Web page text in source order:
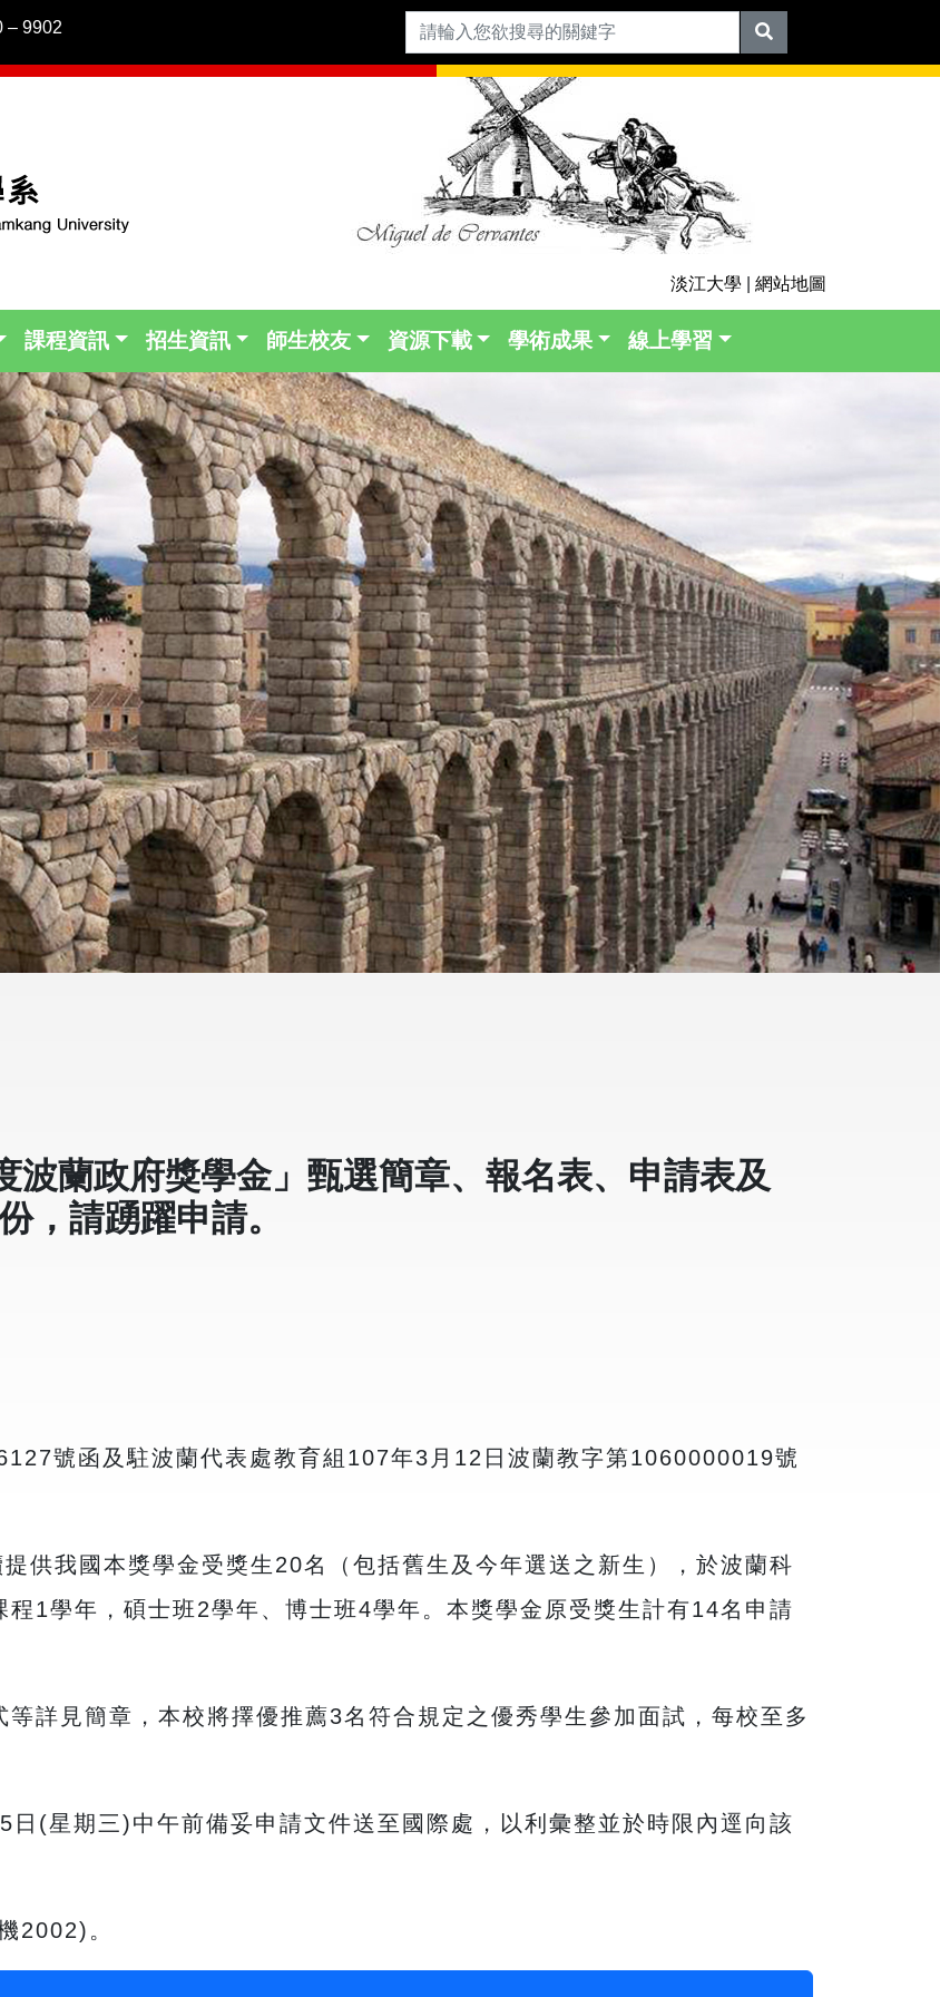
– 9902
淡江大學 網站地圖
課程資訊 招生資訊 師生校友 資源下載 學術成果 線上學習
波蘭政府獎學金」甄選簡章、報名表、申請表及
，請踴躍申請。
號函及駐波蘭代表處教育組107年3月12日波蘭教字第1060000019號
供我國本獎學金受獎生20名（包括舊生及今年選送之新生），於波蘭科
1學年，碩士班2學年、博士班4學年。本獎學金原受獎生計有14名申請
詳見簡章，本校將擇優推薦3名符合規定之優秀學生參加面試，每校至多
(星期三)中午前備妥申請文件送至國際處，以利彙整並於時限內逕向該
2002)。